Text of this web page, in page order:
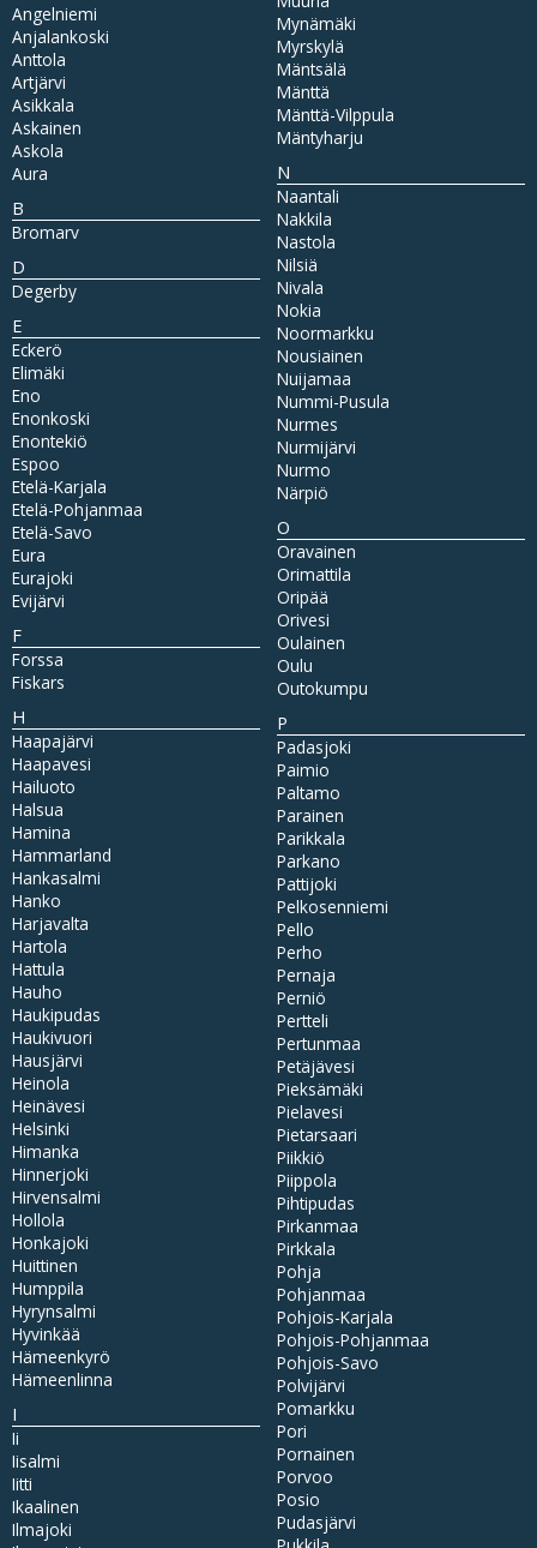
Angelniemi
Anjalankoski
Anttola
Artjärvi
Asikkala
Askainen
Askola
Aura
B
Bromarv
D
Degerby
E
Eckerö
Elimäki
Eno
Enonkoski
Enontekiö
Espoo
Etelä-Karjala
Etelä-Pohjanmaa
Etelä-Savo
Eura
Eurajoki
Evijärvi
F
Forssa
Fiskars
H
Haapajärvi
Haapavesi
Hailuoto
Halsua
Hamina
Hammarland
Hankasalmi
Hanko
Harjavalta
Hartola
Hattula
Hauho
Haukipudas
Haukivuori
Hausjärvi
Heinola
Heinävesi
Helsinki
Himanka
Hinnerjoki
Hirvensalmi
Hollola
Honkajoki
Huittinen
Humppila
Hyrynsalmi
Hyvinkää
Hämeenkyrö
Hämeenlinna
I
Ii
Iisalmi
Iitti
Ikaalinen
Ilmajoki
Mynämäki
Myrskylä
Mäntsälä
Mänttä
Mänttä-Vilppula
Mäntyharju
N
Naantali
Nakkila
Nastola
Nilsiä
Nivala
Nokia
Noormarkku
Nousiainen
Nuijamaa
Nummi-Pusula
Nurmes
Nurmijärvi
Nurmo
Närpiö
O
Oravainen
Orimattila
Oripää
Orivesi
Oulainen
Oulu
Outokumpu
P
Padasjoki
Paimio
Paltamo
Parainen
Parikkala
Parkano
Pattijoki
Pelkosenniemi
Pello
Perho
Pernaja
Perniö
Pertteli
Pertunmaa
Petäjävesi
Pieksämäki
Pielavesi
Pietarsaari
Piikkiö
Piippola
Pihtipudas
Pirkanmaa
Pirkkala
Pohja
Pohjanmaa
Pohjois-Karjala
Pohjois-Pohjanmaa
Pohjois-Savo
Polvijärvi
Pomarkku
Pori
Pornainen
Porvoo
Posio
Pudasjärvi